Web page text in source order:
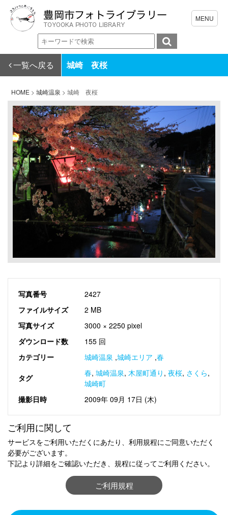
一覧へ戻る 城崎 夜桜
HOME > 城崎温泉 > 城崎 夜桜
写真番号
2427
ファイルサイズ
2 MB
写真サイズ
3000 × 2250 pixel
ダウンロード数
155 回
カテゴリー
城崎温泉 ,城崎エリア ,春
タグ 春, 城崎温泉, 木屋町通り , 夜桜, さくら,
城崎町
撮影日時
2009年 09月 17日 (木)
ご利用に関して
サービスをご利用いただくにあたり、利用規程にご同意いただく
必要がございます。
下記より詳細をご確認いただき、規程に従ってご利用ください。
ご利用規程